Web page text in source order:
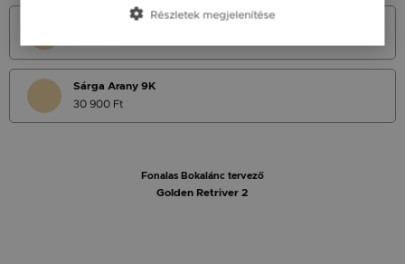
Sárga Arany 14K
Sárga Arany 9K
30 900 Ft
Fonalas Bokalánc tervező
Golden Retriver 2
Részletek megjelenítése